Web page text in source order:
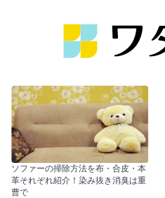
ソファーの掃除方法を布・合皮・本
革それぞれ紹介！染み抜き消臭は重
曹で